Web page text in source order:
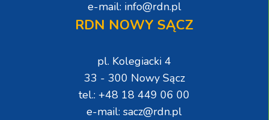
e-mail: info@rdn.pl
RDN NOWY SĄCZ
pl. Kolegiacki 4
33 - 300 Nowy Sącz
tel.: +48 18 449 06 00
e-mail: sacz@rdn.pl